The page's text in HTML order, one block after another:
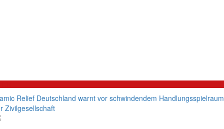
Relief Deutschland warnt vor schwindendem Handlungsspielraum
Zivilgesellschaft